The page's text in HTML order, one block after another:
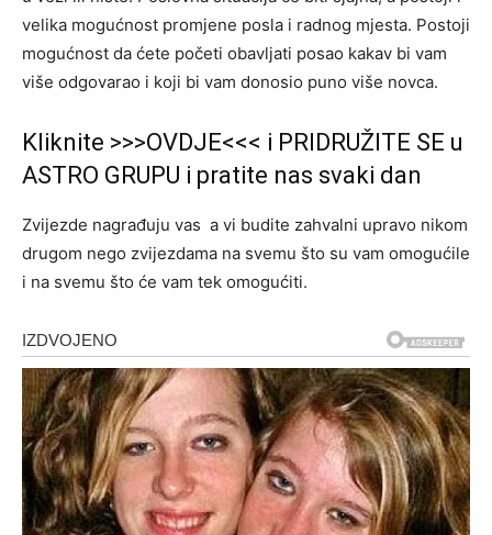
velika mogućnost promjene posla i radnog mjesta. Postoji
mogućnost da ćete početi obavljati posao kakav bi vam
više odgovarao i koji bi vam donosio puno više novca.
Kliknite >>>OVDJE<<< i PRIDRUŽITE SE u
ASTRO GRUPU i pratite nas svaki dan
Zvijezde nagrađuju vas a vi budite zahvalni upravo nikom
drugom nego zvijezdama na svemu što su vam omogućile
i na svemu što će vam tek omogućiti.